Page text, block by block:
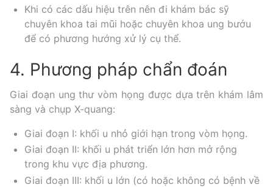
Khi có các dấu hiệu trên nên đi khám bác sỹ
chuyên khoa tai mũi hoặc chuyên khoa ung bướu
để có phương hướng xử lý cụ thể.
4. Phương pháp chẩn đoán
Giai đoạn ung thư vòm họng được dựa trên khám lâm
sàng và chụp X-quang:
Giai đoạn I: khối u nhỏ giới hạn trong vòm họng.
Giai đoạn II: khối u phát triển lớn hơn mở rộng
trong khu vực địa phương.
Giai đoạn III: khối u lớn (có hoặc không có bệnh về